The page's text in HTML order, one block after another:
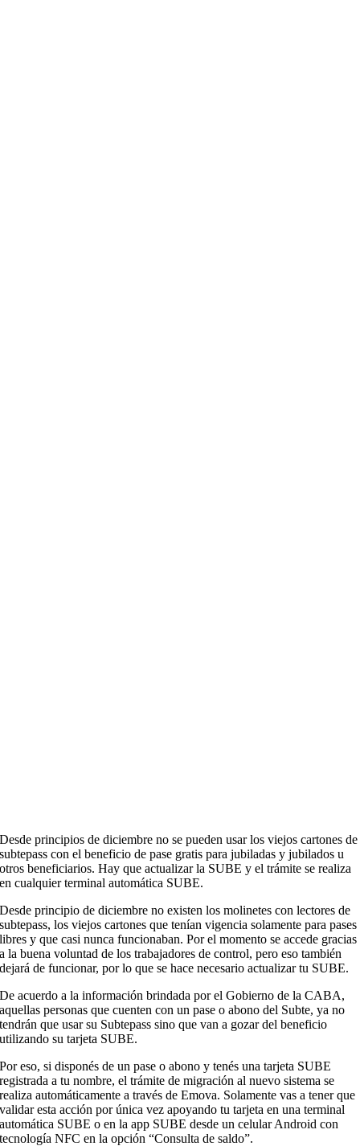
Desde principios de diciembre no se pueden usar los viejos cartones de
subtepass con el beneficio de pase gratis para jubiladas y jubilados u
otros beneficiarios. Hay que actualizar la SUBE y el trámite se realiza
en cualquier terminal automática SUBE.
Desde principio de diciembre no existen los molinetes con lectores de
subtepass, los viejos cartones que tenían vigencia solamente para pases
libres y que casi nunca funcionaban. Por el momento se accede gracias
a la buena voluntad de los trabajadores de control, pero eso también
dejará de funcionar, por lo que se hace necesario actualizar tu SUBE.
De acuerdo a la información brindada por el Gobierno de la CABA,
aquellas personas que cuenten con un pase o abono del Subte, ya no
tendrán que usar su Subtepass sino que van a gozar del beneficio
utilizando su tarjeta SUBE.
Por eso, si disponés de un pase o abono y tenés una tarjeta SUBE
registrada a tu nombre, el trámite de migración al nuevo sistema se
realiza automáticamente a través de Emova. Solamente vas a tener que
validar esta acción por única vez apoyando tu tarjeta en una terminal
automática SUBE o en la app SUBE desde un celular Android con
tecnología NFC en la opción “Consulta de saldo”.